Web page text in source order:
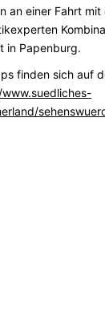
einer Fahrt
in Papenburg.
finden sich auf